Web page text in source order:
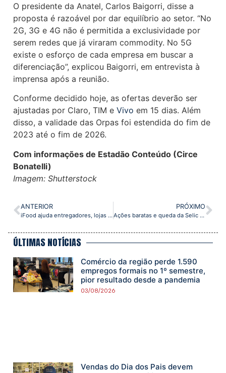
O presidente da Anatel, Carlos Baigorri, disse a
proposta é razoável por dar equilíbrio ao setor. “No
2G, 3G e 4G não é permitida a exclusividade por
serem redes que já viraram commodity. No 5G
existe o esforço de cada empresa em buscar a
diferenciação”, explicou Baigorri, em entrevista à
imprensa após a reunião.
Conforme decidido hoje, as ofertas deverão ser
ajustadas por Claro, TIM e Vivo em 15 dias. Além
disso, a validade das Orpas foi estendida do fim de
2023 até o fim de 2026.
Com informações de Estadão Conteúdo (Circe
Bonatelli)
Imagem: Shutterstock
ANTERIOR
iFood ajuda entregadores, lojas e população afetada por chuvas no Sul do País
PRÓXIMO
Ações baratas e queda da Selic devem acelerar Bolsa
ÚLTIMAS NOTÍCIAS
Comércio da região perde 1.590
empregos formais no 1º semestre,
pior resultado desde a pandemia
03/08/2026
Vendas do Dia dos Pais devem